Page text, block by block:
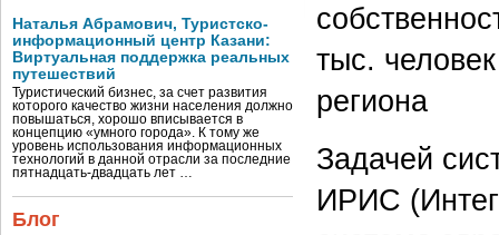
Наталья Абрамович, Туристско-
информационный центр Казани:
Виртуальная поддержка реальных
путешествий
Туристический бизнес, за счет развития
которого качество жизни населения должно
повышаться, хорошо вписывается в
концепцию «умного города». К тому же
уровень использования информационных
технологий в данной отрасли за последние
пятнадцать-двадцать лет …
Блог
тыс.
региона
Задачей
ИРИС